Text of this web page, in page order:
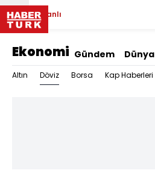
Canlı
Ekonomi Gündem Dünya
Altın Döviz Borsa Kap Haberleri